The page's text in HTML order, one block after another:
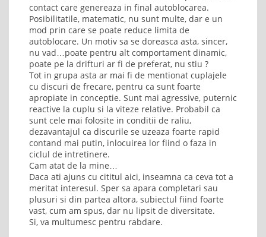
contact care genereaza in final autoblocarea.
Posibilitatile, matematic, nu sunt multe, dar e un
mod prin care se poate reduce limita de
autoblocare. Un motiv sa se doreasca asta, sincer,
nu vad…poate pentru alt comportament dinamic,
poate pe la drifturi ar fi de preferat, nu stiu ?
Tot in grupa asta ar mai fi de mentionat cuplajele
cu discuri de frecare, pentru ca sunt foarte
apropiate in conceptie. Sunt mai agressive, puternic
reactive la cuplu si la viteze relative. Probabil ca
sunt cele mai folosite in conditii de raliu,
dezavantajul ca discurile se uzeaza foarte rapid
contand mai putin, inlocuirea lor fiind o faza in
ciclul de intretinere.
Cam atat de la mine…
Daca ati ajuns cu cititul aici, inseamna ca ceva tot a
meritat interesul. Sper sa apara completari sau
plusuri si din partea altora, subiectul fiind foarte
vast, cum am spus, dar nu lipsit de diversitate.
Si, va multumesc pentru rabdare.